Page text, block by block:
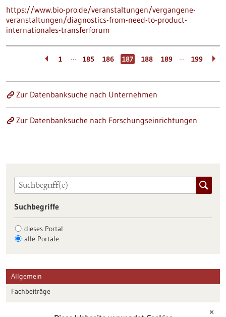
https://www.bio-pro.de/veranstaltungen/vergangene-
veranstaltungen/diagnostics-from-need-to-product-
internationales-transferforum
1 … 185 186 187 188 189 … 199
Zur Datenbanksuche nach Unternehmen
Zur Datenbanksuche nach Forschungseinrichtungen
Suchbegriffe
dieses Portal
alle Portale
Allgemein
Fachbeiträge
✕